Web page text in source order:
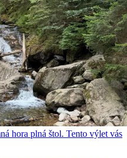
hora plná štol. Tento výlet vás